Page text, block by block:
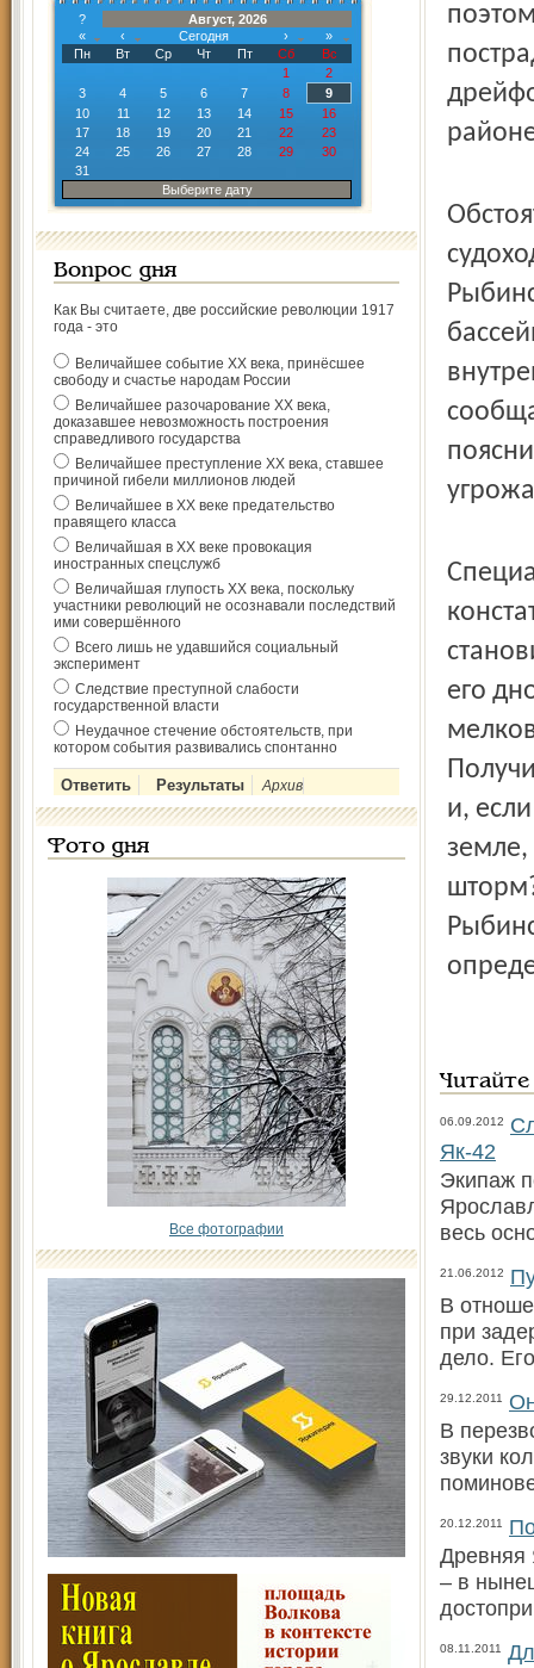
?
Август, 2026
«
‹ Сегодня ›
»
Пн
Вт Ср Чт Пт Сб
Вс
1
2
3
4 5 6 7 8
9
10
11 12 13 14 15
16
17
18 19 20 21 22
23
24
25 26 27 28 29
30
31
Выберите дату
Вопрос дня
Как Вы считаете, две российские революции 1917
года - это
Величайшее событие ХХ века, принёсшее
свободу и счастье народам России
Величайшее разочарование ХХ века,
доказавшее невозможность построения
справедливого государства
Величайшее преступление ХХ века, ставшее
причиной гибели миллионов людей
Величайшее в ХХ веке предательство
правящего класса
Величайшая в ХХ веке провокация
иностранных спецслужб
Величайшая глупость ХХ века, поскольку
участники революций не осознавали последствий
ими совершённого
Всего лишь не удавшийся социальный
эксперимент
Следствие преступной слабости
государственной власти
Неудачное стечение обстоятельств, при
котором события развивались спонтанно
Архив
Фото дня
Все фотографии
его
и,
земле,
06.09.2012
Як-42
Экипаж
весь
21.06.2012
В
при
дело.
29.12.2011
В
звуки
20.12.2011
Древняя
– в
08.11.2011